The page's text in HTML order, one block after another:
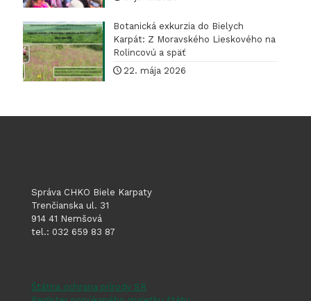
Botanická exkurzia do Bielych
Karpát: Z Moravského Lieskového na
Rolincovú a späť
22. mája 2026
Správa CHKO Biele Karpaty
Trenčianska ul. 31
914 41 Nemšová
tel.: 032 659 83 87
Štátna ochrana prírody SR